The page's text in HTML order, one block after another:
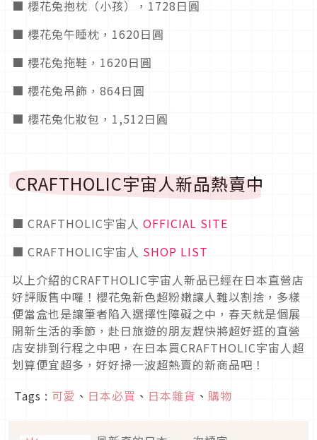
■ 櫻花兔抱枕（小孩），1728日圓
■ 櫻花兔午睡枕，1620日圓
■ 櫻花兔拖鞋，1620日圓
■ 櫻花兔吊飾，864日圓
■ 櫻花兔化妝包，1,512日圓
CRAFTHOLIC宇宙人新品熱賣中
■ CRAFTHOLIC宇宙人 OFFICIAL SITE
■ CRAFTHOLIC宇宙人 SHOP LIST
以上介紹的CRAFTHOLIC宇宙人新品已經在日本直營店
好評販售中囉！櫻花兔新色超粉嫩讓人難以割捨，多樣
便當盒也是讓筆者陷入選擇性障礙之中，春天就是個展
開新生活的季節，赴日旅遊的朋友趕快將超好逛的直營
店安排到行程之中吧，在日本買CRAFTHOLIC宇宙人超
划算便宜超多，好好掃一波超熱賣的新商品吧！
Tags : 可愛 、 日本必買 、 日本雜貨 、 購物